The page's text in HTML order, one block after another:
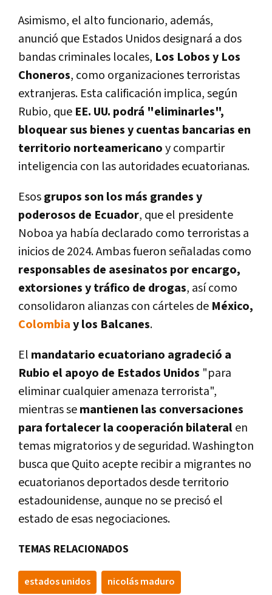
Asimismo, el alto funcionario, además,
anunció que Estados Unidos designará a dos
bandas criminales locales, Los Lobos y Los
Choneros, como organizaciones terroristas
extranjeras. Esta calificación implica, según
Rubio, que EE. UU. podrá "eliminarles",
bloquear sus bienes y cuentas bancarias en
territorio norteamericanoy compartir
inteligencia con las autoridades ecuatorianas.
Esosgrupos son los más grandes y
poderosos de Ecuador, que el presidente
Noboa ya había declarado como terroristas a
inicios de 2024. Ambas fueron señaladas como
responsables de asesinatos por encargo,
extorsiones y tráfico de drogas, así como
consolidaron alianzas con cárteles de México,
Colombiay los Balcanes.
El mandatario ecuatoriano agradeció a
Rubio el apoyo de Estados Unidos "para
eliminar cualquier amenaza terrorista",
mientras semantienen las conversaciones
para fortalecer la cooperación bilateralen
temas migratorios y de seguridad. Washington
busca que Quito acepte recibir a migrantes no
ecuatorianos deportados desde territorio
estadounidense, aunque no se precisó el
estado de esas negociaciones.
TEMAS RELACIONADOS
estados unidos nicolás maduro